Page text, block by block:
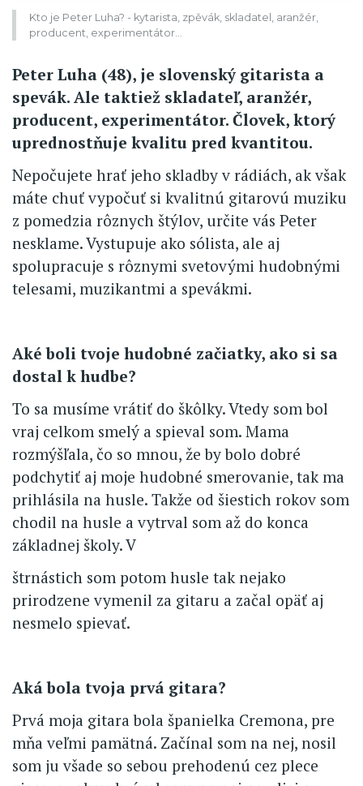
Kto je Peter Luha? - kytarista, zpěvák, skladatel, aranžér,
producent, experimentátor…
Peter Luha (48), je slovenský gitarista a
spevák. Ale taktiež skladateľ, aranžér,
producent, experimentátor. Človek, ktorý
uprednostňuje kvalitu pred kvantitou.
Nepočujete hrať jeho skladby v rádiách, ak však
máte chuť vypočuť si kvalitnú gitarovú muziku
z pomedzia rôznych štýlov, určite vás Peter
nesklame. Vystupuje ako sólista, ale aj
spolupracuje s rôznymi svetovými hudobnými
telesami, muzikantmi a spevákmi.
Aké boli tvoje hudobné začiatky, ako si sa
dostal k hudbe?
To sa musíme vrátiť do škôlky. Vtedy som bol
vraj celkom smelý a spieval som. Mama
rozmýšľala, čo so mnou, že by bolo dobré
podchytiť aj moje hudobné smerovanie, tak ma
prihlásila na husle. Takže od šiestich rokov som
chodil na husle a vytrval som až do konca
základnej školy. V
štrnástich som potom husle tak nejako
prirodzene vymenil za gitaru a začal opäť aj
nesmelo spievať.
Aká bola tvoja prvá gitara?
Prvá moja gitara bola španielka Cremona, pre
mňa veľmi pamätná. Začínal som na nej, nosil
som ju všade so sebou prehodenú cez plece